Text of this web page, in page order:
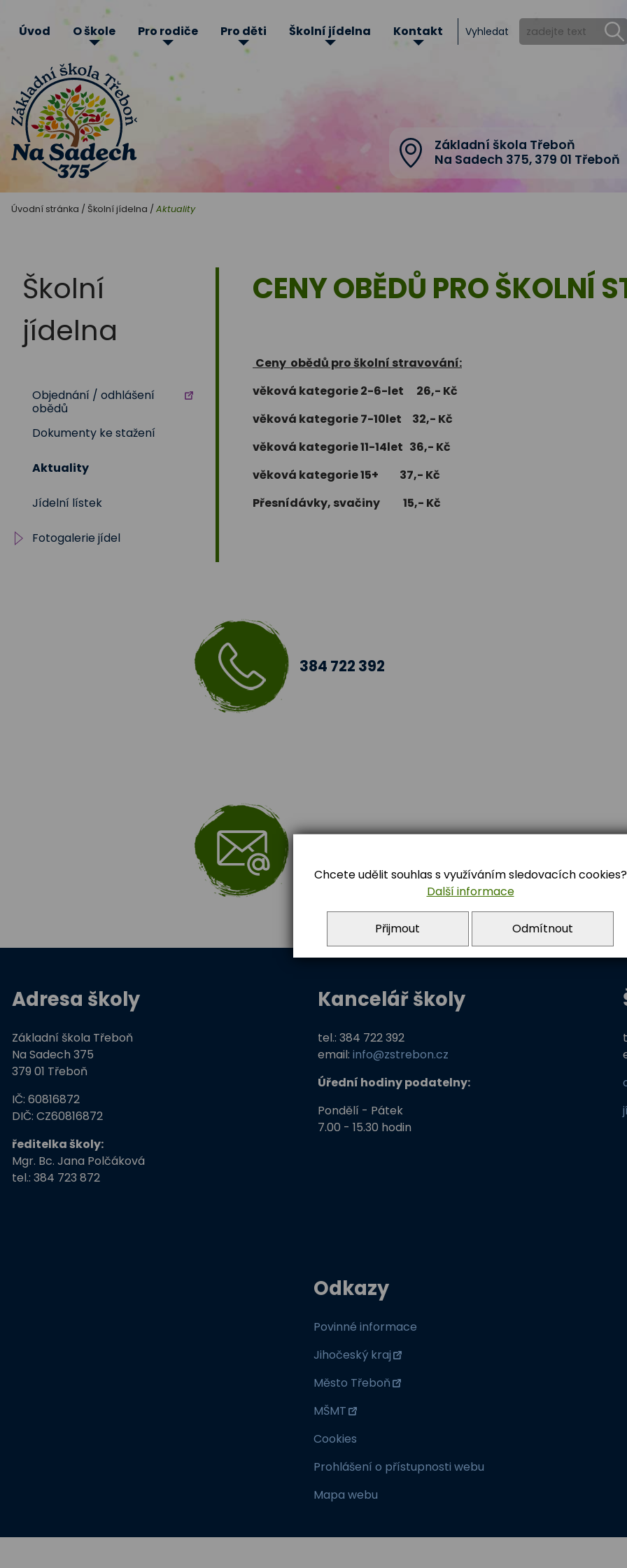
Základní
Třeboň
Na
375
Základní škola Třeboň
Na Sadech 375,379 01 Třeboň
Úvod O škole Pro rodiče Pro děti Školní jídelna Kontakt Vyhledat
Úvodní stránka / Školní jídelna / Aktuality
CENY OBĚDŮ PRO ŠKOLNÍ
Ceny obědů pro školní stravování:
věková kategorie 2-6-let 26,- Kč
věková kategorie 7-10let 32,- Kč
věková kategorie 11-14let 36,- Kč
věková kategorie 15+ 37,- Kč
Přesnídávky, svačiny 15,- Kč
Školní
jídelna
Objednání / odhlášení
obědů
Dokumenty ke stažení
Aktuality
Jídelní lístek
Fotogalerie jídel
384 722 392
Adresa školy
Základní škola Třeboň
Na Sadech 375
379 01 Třeboň
IČ: 60816872
DIČ: CZ60816872
ředitelka školy:
Mgr. Bc. Jana Polčáková
tel.: 384 723 872
Kancelář školy
tel.: 384 722 392
email: info@zstrebon.cz
Úřední hodiny podatelny:
Pondělí - Pátek
7.00 - 15.30 hodin
Odkazy
Povinné informace
Jihočeský kraj
Město Třeboň
MŠMT
Cookies
Prohlášení o přístupnosti webu
Mapa webu
Chcete udělit souhlas s využíváním sledovacích cookies?
Další informace
Přijmout Odmítnout